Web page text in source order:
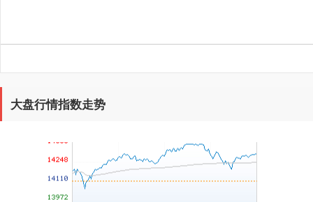
大盘行情指数走势
深证成指